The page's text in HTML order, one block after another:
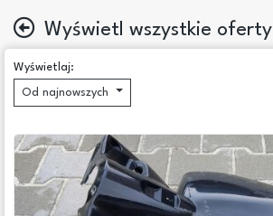
Wyświetl wszystkie oferty
Podkategorie
Akcesoria do quadów
Części do quadów
Części motocyklowe
Kaski
Odzież
Wyświetlaj:
Od najnowszych